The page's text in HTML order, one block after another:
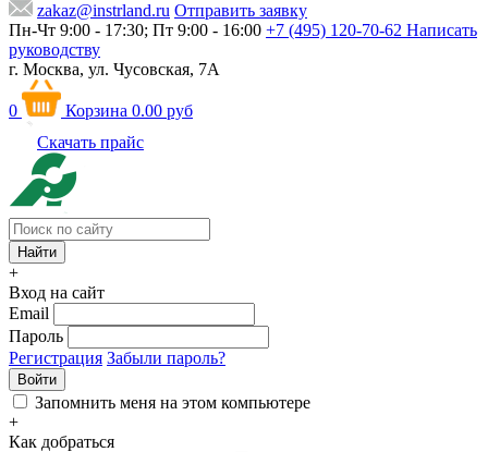
zakaz@instrland.ru Отправить заявку
Пн-Чт 9:00 - 17:30; Пт 9:00 - 16:00 +7 (495) 120-70-62 Написать
руководству
г. Москва, ул. Чусовская, 7А
0 Корзина 0.00 руб
Скачать прайс
+
Вход на сайт
Email
Пароль
Регистрация Забыли пароль?
Войти
Запомнить меня на этом компьютере
+
Как добраться